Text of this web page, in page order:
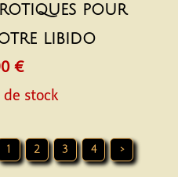
pour
libido
€
de stock
1 2 3 4 >